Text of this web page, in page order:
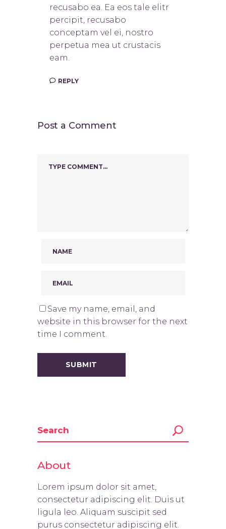
recusabo ea. Ea eos tale elitr
percipit, recusabo
conceptam vel ei, nostro
perpetua mea ut crustacis
eam.
REPLY
Post a Comment
Save my name, email, and
website in this browser for the next
time I comment.
About
Lorem ipsum dolor sit amet,
consectetur adipiscing elit. Duis ut
ligula leo. Aliquam suscipit sed
purus consectetur adipiscing elit.